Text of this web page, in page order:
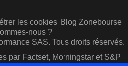
les cookies Blog Zonebourse
nous ?
SAS. Tous droits réservés.
par Factset, Morningstar et S&P